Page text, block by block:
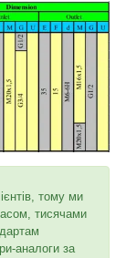
тому ми
тисячами
аналоги за